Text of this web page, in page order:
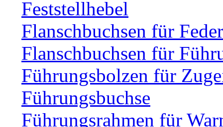
Feststellhebel
Flanschbuchsen für
Flanschbuchsen für
Führungsbolzen für
Führungsbuchse
Führungsrahmen für